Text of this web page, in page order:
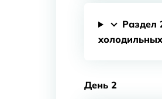
Раздел
День 2